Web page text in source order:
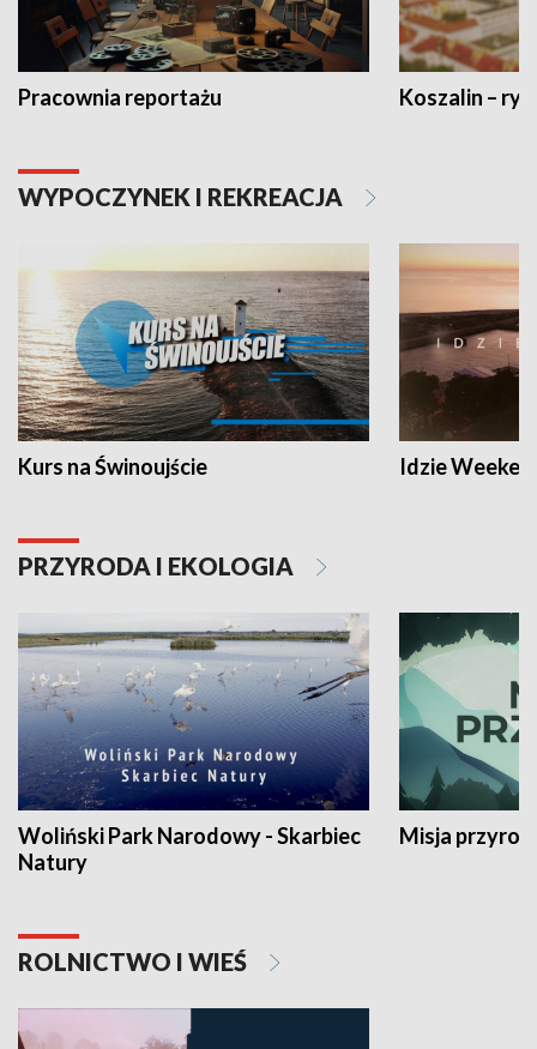
Pracownia reportażu Koszalin –
WYPOCZYNEK I REKREACJA
Kurs na Świnoujście Idzie
PRZYRODA I EKOLOGIA
Woliński Park Narodowy - Skarbiec
Natury
Misja
ROLNICTWO I WIEŚ